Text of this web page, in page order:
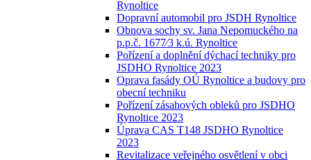
Rynoltice
Dopravní automobil pro JSDH Rynoltice
Obnova sochy sv. Jana Nepomuckého na
p.p.č. 1677⁄3 k.ú. Rynoltice
Pořízení a doplnění dýchací techniky pro
JSDHO Rynoltice 2023
Oprava fasády OÚ Rynoltice a budovy pro
obecní techniku
Pořízení zásahových obleků pro JSDHO
Rynoltice 2023
Úprava CAS T148 JSDHO Rynoltice
2023
Revitalizace veřejného osvětlení v obci